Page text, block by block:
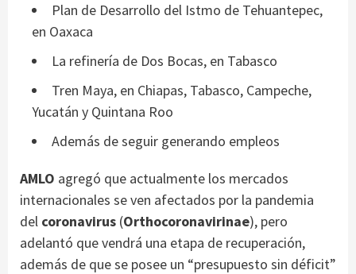
Plan de Desarrollo del Istmo de Tehuantepec,
en Oaxaca
La refinería de Dos Bocas, en Tabasco
Tren Maya, en Chiapas, Tabasco, Campeche,
Yucatán y Quintana Roo
Además de seguir generando empleos
AMLO agregó que actualmente los mercados
internacionales se ven afectados por la pandemia
del coronavirus (Orthocoronavirinae), pero
adelantó que vendrá una etapa de recuperación,
además de que se posee un “presupuesto sin déficit”